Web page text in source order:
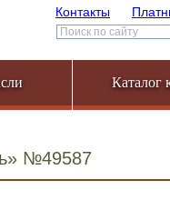
Контакты
Каталог
№49587